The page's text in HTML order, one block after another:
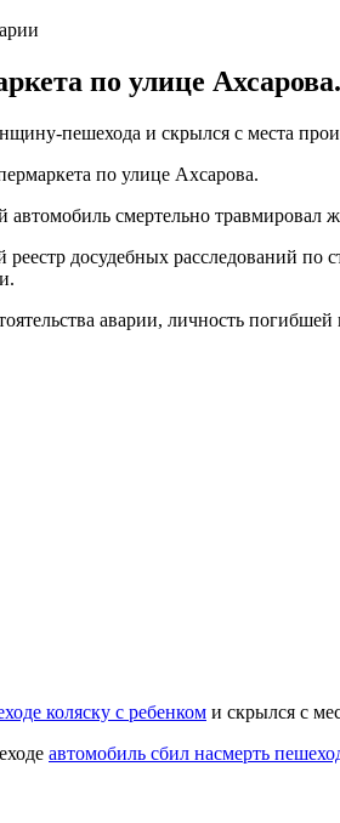
по улице
пешехода и скрылся с места
по улице Ахсарова.
смертельно
досудебных расследований по
аварии, личность
коляску с ребенком и скрылся с
автомобиль сбил насмерть